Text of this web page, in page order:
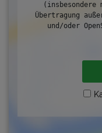
(insbesondere
Übertragung
und/oder